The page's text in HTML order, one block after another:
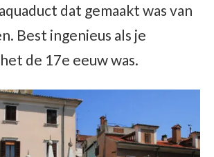
dat gemaakt was van
Best ingenieus als je
de 17e eeuw was.